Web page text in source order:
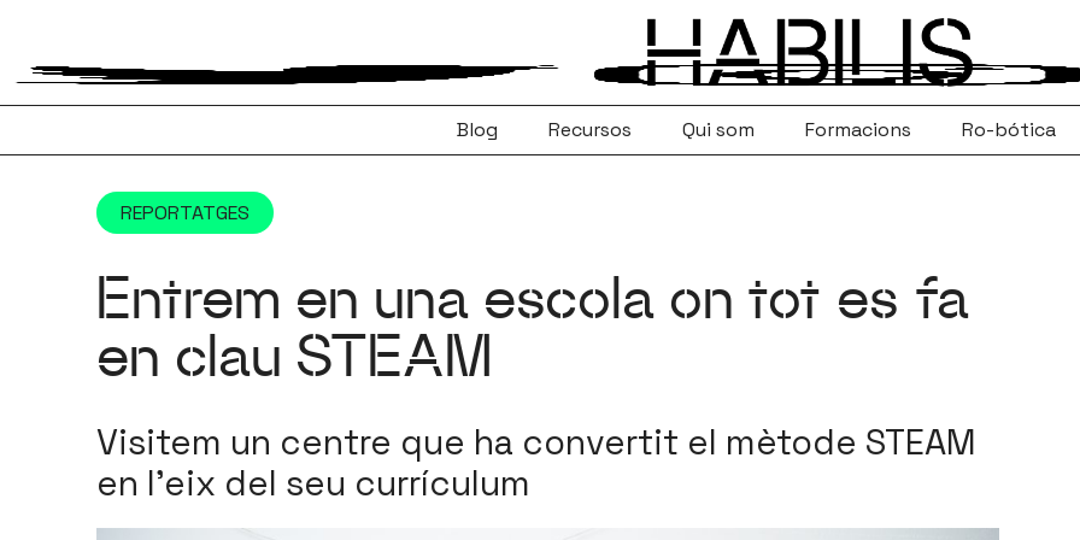
contingut
Blog Recursos Qui som Formacions Ro-bótica
REPORTATGES
Entrem en una escola on tot es fa
en clau STEAM
Visitem un centre que ha convertit el mètode STEAM
en l'eix del seu currículum